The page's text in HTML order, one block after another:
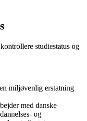
studiestatus og
miljøvenlig erstatning
med danske
og